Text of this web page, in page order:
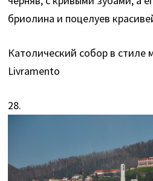
бриолина и поцелуев
Католический собор в стиле
Livramento
28.